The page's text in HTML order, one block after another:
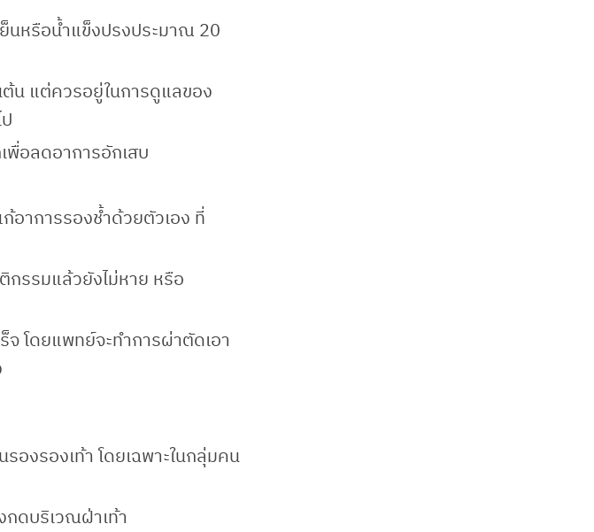
ย็นหรือน้ำแข็งปรงประมาณ 20
ต้น แต่ควรอยู่ในการดูแลของ
พื่อลดอาการอักเสบ
อาการรองช้ำด้วยตัวเอง ที่
รรมแล้วยังไม่หาย หรือ
จ โดยแพทย์จะทำการผ่าตัดเอา
องรองเท้า โดยเฉพาะในกลุ่มคน
ดบริเวณฝ่าเท้า